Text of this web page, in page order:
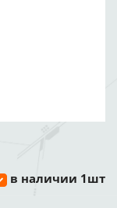
в наличии 1шт